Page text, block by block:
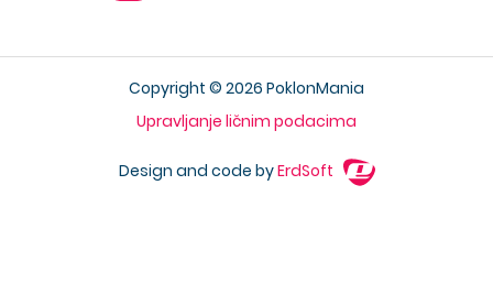
Copyright © 2026 PoklonMania
Upravljanje ličnim podacima
Design and code byErdSoft